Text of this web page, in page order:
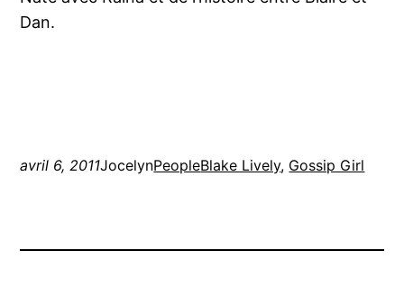
Dan.
avril 6, 2011JocelynPeopleBlake Lively, Gossip Girl